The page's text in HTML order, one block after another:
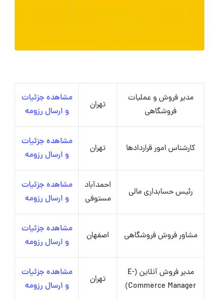
مدیر فروش و عملیات
فروشگاهی
تهران
مشاهده جزئیات
و ارسال رزومه
کارشناس امور قراردادها تهران
مشاهده جزئیات
و ارسال رزومه
رئیس حسابداری مالی
احمدآباد
مستوفی
مشاهده جزئیات
و ارسال رزومه
مشاور فروش فروشگاهی اصفهان
مشاهده جزئیات
و ارسال رزومه
مدیر فروش آنلاین (E-
Commerce Manager)
تهران
مشاهده جزئیات
و ارسال رزومه